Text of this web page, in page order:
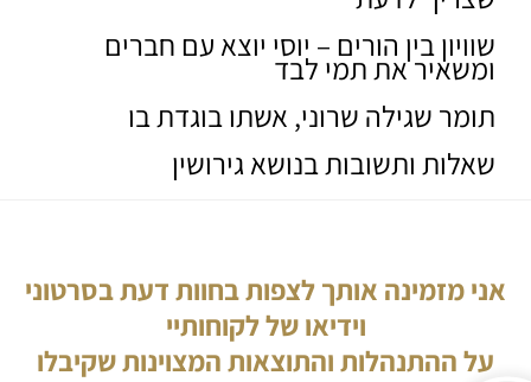
שוויון בין הורים – יוסי יוצא עם חברים
ומשאיר את תמי לבד
תומר שגילה שרוני, אשתו בוגדת בו
שאלות ותשובות בנושא גירושין
אני מזמינה אותך לצפות בחוות דעת בסרטוני
וידיאו של לקוחותיי
על ההתנהלות והתוצאות המצוינות שקיבלו